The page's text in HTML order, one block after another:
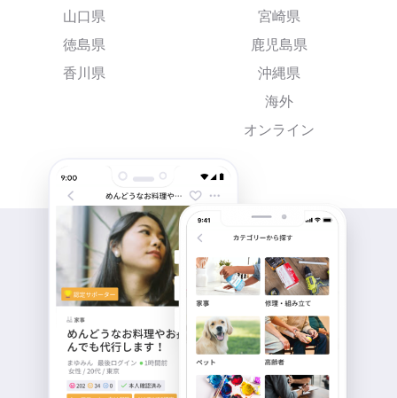
山口県
徳島県
香川県
宮崎県
鹿児島県
沖縄県
海外
オンライン